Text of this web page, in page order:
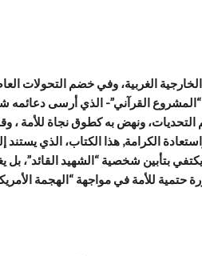
الخارجية الغربية، وفي خضم التحولات
“المشروع القرآني”- الذي أرسى دعائمه
التحديات، ونهض به كطوق نجاة للأمة ،
الكرامة, هذا الكتاب، الذي
يكتفي بتأبين شخصية “الشهيد القائد”،
للأمة في مواجهة “الهجمة